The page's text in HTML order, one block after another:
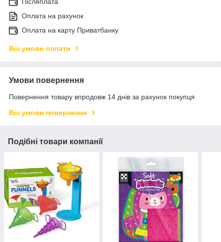
Післяплата
Оплата на рахунок
Оплата на карту Приватбанку
Всі умови оплати
Умови повернення
Повернення товару впродовж 14 днів за рахунок покупця
Всі умови повернення
Подібні товари компанії